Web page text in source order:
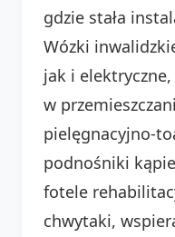
gdzie stała
Wózki
jak i
w
pielęgnacyjno-
podnośniki
fotele
chwytaki,